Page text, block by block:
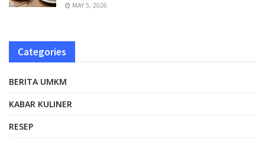
MAY 5, 2026
Categories
BERITA UMKM
KABAR KULINER
RESEP